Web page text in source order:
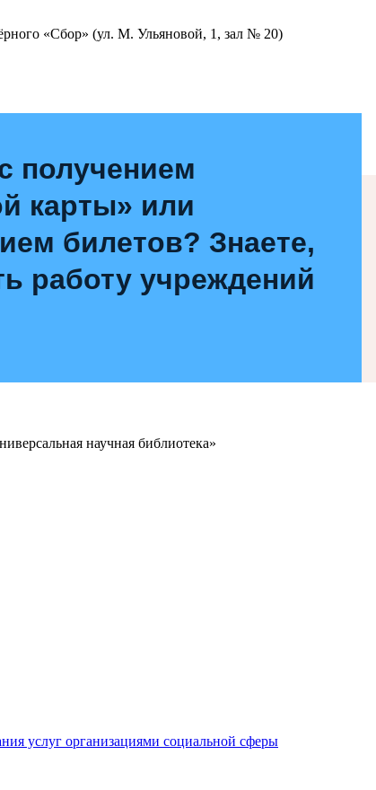
«Сбор» (ул. М. Ульяновой, 1, зал № 20)
получением
карты» или
билетов? Знаете,
работу учреждений
научная библиотека»
услуг организациями социальной сферы